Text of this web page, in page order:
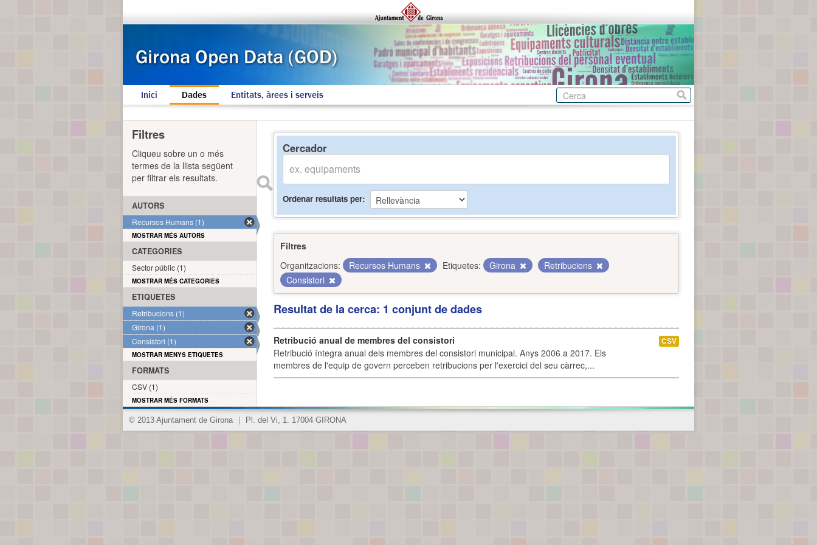
Inici Dades Entitats, àrees i serveis
Cercador
Ordenar resultats per
Filtres
Organitzacions:
Recursos Humans Etiquetes: Girona
Retribucions
Consistori
Resultat de la cerca: 1 conjunt de dades
Retribució anual de membres del consistori
Retribució íntegra anual dels membres del consistori municipal. Anys 2006 a 2017. Els
membres de l'equip de govern perceben retribucions per l'exercici del seu càrrec,...
CSV
Filtres
Cliqueu sobre un o més
termes de la llista següent
per filtrar els resultats.
AUTORS
Recursos Humans (1)
MOSTRAR MÉS AUTORS
CATEGORIES
Sector públic (1)
MOSTRAR MÉS CATEGORIES
ETIQUETES
Retribucions (1)
Girona (1)
Consistori (1)
MOSTRAR MENYS ETIQUETES
FORMATS
CSV (1)
MOSTRAR MÉS FORMATS
© 2013 Ajuntament de Girona Pl. del Vi, 1. 17004 GIRONA